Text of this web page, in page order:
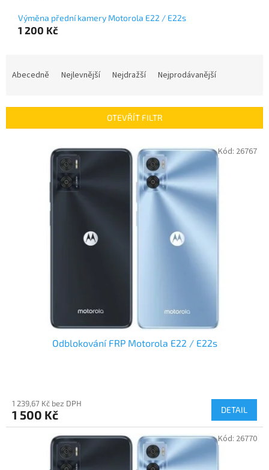
Výměna přední kamery Motorola E22 / E22s
1 200 Kč
í
Abecedně Nejlevnější Nejdražší Nejprodávanější
OTEVŘÍT FILTR
Odblokování FRP Motorola E22 / E22s
1 239,67 Kč bez DPH
1 500 Kč DETAIL
Kód: 26767
Kód: 26770